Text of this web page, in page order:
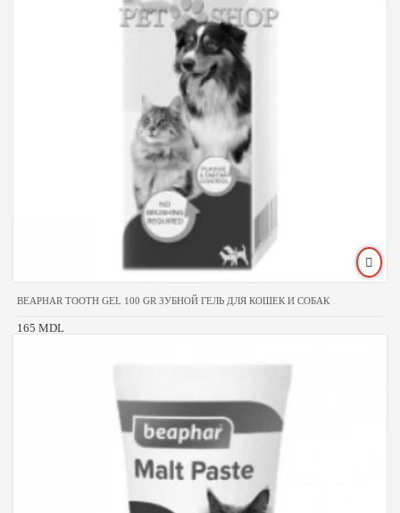
BEAPHAR TOOTH GEL 100 GR ЗУБНОЙ ГЕЛЬ ДЛЯ КОШЕК И СОБАК
165 MDL